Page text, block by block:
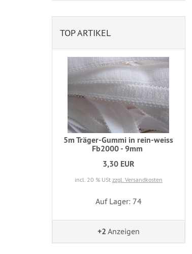
TOP ARTIKEL
5m Träger-Gummi in rein-weiss
Fb2000 - 9mm
3,30 EUR
incl. 20 % USt zzgl. Versandkosten
Auf Lager: 74
+2 Anzeigen